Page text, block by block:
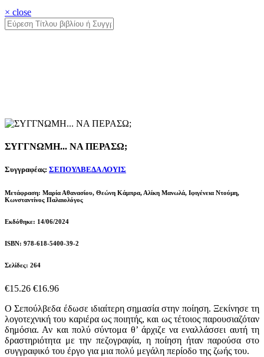
× close
ΣΥΓΓΝΩΜΗ... ΝΑ ΠΕΡΑΣΩ;
Συγγραφέας: ΣΕΠΟΥΛΒΕΔΑ ΛΟΥΙΣ
Μετάφραση: Μαρία Αθανασίου, Θεώνη Κάμπρα, Αλίκη Μανωλά, Ιφιγένεια Ντούμη,
Κωνσταντίνος Παλαιολόγος
Εκδόθηκε: 14/06/2024
ISBN: 978-618-5400-39-2
Σελίδες: 264
€15.26 €16.96
O Σεπούλβεδα έδωσε ιδιαίτερη σημασία στην ποίηση. Ξεκίνησε τη
λογοτεχνική του καριέρα ως ποιητής, και ως τέτοιος παρουσιαζόταν
δημόσια. Αν και πολύ σύντομα θ’ άρχιζε να εναλλάσσει αυτή τη
δραστηριότητα με την πεζογραφία, η ποίηση ήταν παρούσα στο
συγγραφικό του έργο για μια πολύ μεγάλη περίοδο της ζωής του.